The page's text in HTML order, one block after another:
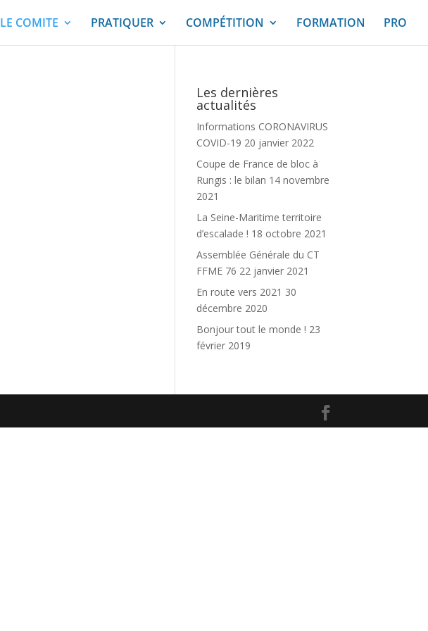
LE COMITE PRATIQUER COMPÉTITION FORMATION PRO
Les dernières
actualités
Informations CORONAVIRUS
COVID-19 20 janvier 2022
Coupe de France de bloc à
Rungis : le bilan 14 novembre
2021
La Seine-Maritime territoire
d’escalade ! 18 octobre 2021
Assemblée Générale du CT
FFME 76 22 janvier 2021
En route vers 2021 30
décembre 2020
Bonjour tout le monde ! 23
février 2019